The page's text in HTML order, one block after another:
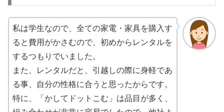
私は学生なので、全ての家電・家具を購入す
ると費用がかさむので、初めからレンタルを
するつもりでいました。
また、レンタルだと、引越しの際に身軽であ
る事、自分の性格に合うと思ったからです。
特に、「かしてドットこむ」は品目が多く、